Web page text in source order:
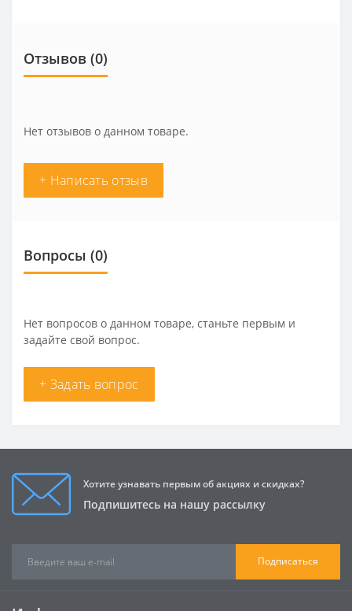
Отзывов (0)
Нет отзывов о данном товаре.
+ Написать отзыв
Вопросы (0)
Нет вопросов о данном товаре, станьте первым и
задайте свой вопрос.
+ Задать вопрос
Хотите узнавать первым об акциях и скидках?
Подпишитесь на нашу рассылку
Подписаться